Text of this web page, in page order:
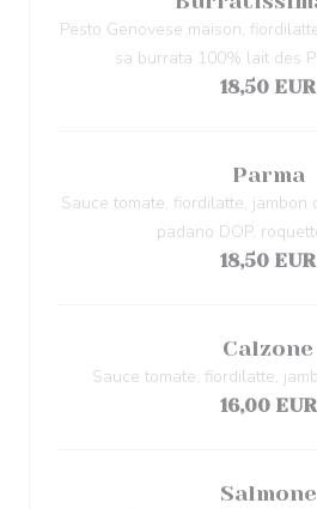
Pesto Genovese maison,
sa burrata 100% lait des
18,50 EUR
Parma
Sauce tomate, fiordilatte, jambon
padano DOP,
18,50 EUR
Calzone
Sauce tomate, fiordilatte,
16,00 EUR
Salmone